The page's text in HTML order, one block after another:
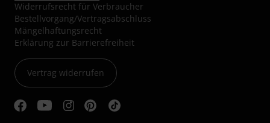
Widerrufsrecht für Verbraucher
Bestellvorgang/Vertragsabschluss
Mängelhaftungsrecht
Erklärung zur Barrierefreiheit
Vertrag widerrufen